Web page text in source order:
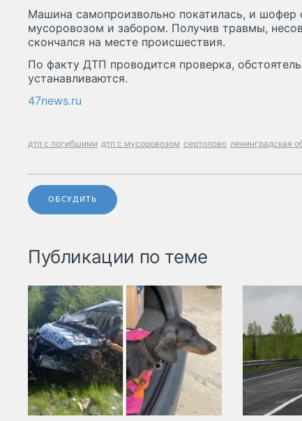
Машина самопроизвольно покатилась, и шофер
мусоровозом и забором. Получив травмы,
скончался на месте происшествия.
По факту ДТП проводится проверка,
устанавливаются.
47news.ru
дтп с погибшими дтп с мусоровозом сертолово ленинградская
ОБСУДИТЬ
Публикации по теме